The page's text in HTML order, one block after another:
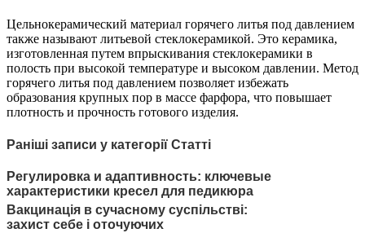
Цельнокерамический материал горячего литья под давлением
также называют литьевой стеклокерамикой. Это керамика,
изготовленная путем впрыскивания стеклокерамики в
полость при высокой температуре и высоком давлении. Метод
горячего литья под давлением позволяет избежать
образования крупных пор в массе фарфора, что повышает
плотность и прочность готового изделия.
Раніші записи у категорії Статті
Регулировка и адаптивность: ключевые
характеристики кресел для педикюра
Вакцинація в сучасному суспільстві:
захист себе і оточуючих